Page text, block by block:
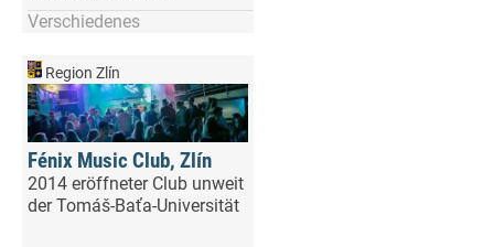
Verschiedenes
Region Zlín
Fénix Music Club, Zlín
2014 eröffneter Club unweit
der Tomáš-Baťa-Universität